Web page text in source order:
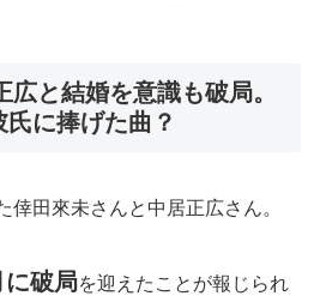
と結婚を意識も破局。
氏に捧げた曲？
倖田來未さんと中居正広さん。
に破局を迎えたことが報じられ